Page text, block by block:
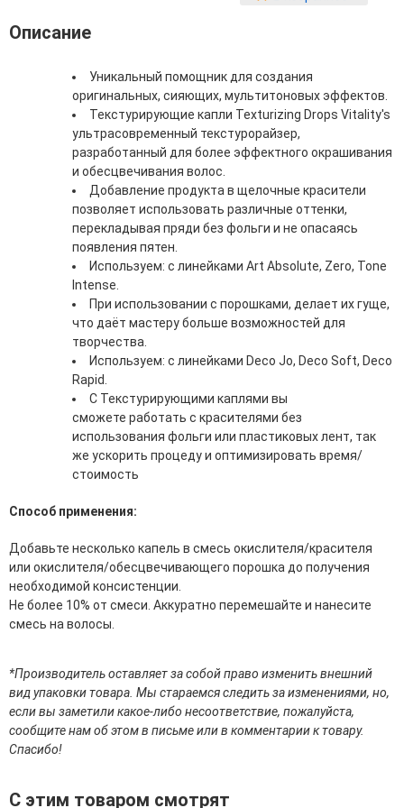
Для Лица
Автозагар для лица
Ампулы для лица
Бальзамы для лица
Гели для лица
Защита от солнца для лица
Карбокситерапия
Кремы для лица
Лосьоны, тоники и мисты для лица
Маски для лица
Масла для лица
Мицеллярная вода
Молочко и сливки для лица
Наборы для ухода за лицом
Пенки и муссы для лица
Скрабы, пилинги и гоммажи для лица
Спреи для лица
Средства для умывания
Сыворотки, эликсиры, эмульсии, концентраты и
эссенции для лица
Уход для губ
Уход для кожи вокруг глаз
Флюиды для лица
Для Тела
Автозагар для тела
Антицеллюлитные средства
Бальзамы и гели для тела
Гели для душа
Дезодоранты для тела
Лосьоны, сыворотки и эликсиры для тела
Масла для тела
Молочко для тела
Мыло
Наборы по уходу за телом
Скрабы и пилинги для тела
Описание
Уникальный помощник для создания
оригинальных, сияющих, мультитоновых эффектов.
Текстурирующие капли Texturizing Drops Vitality's
ультрасовременный текстурорайзер,
разработанный для более эффектного окрашивания
и обесцвечивания волос.
Добавление продукта в щелочные красители
позволяет использовать различные оттенки,
перекладывая пряди без фольги и не опасаясь
появления пятен.
Используем: с линейками Art Absolute, Zero, Tone
Intense.
При использовании с порошками, делает их гуще,
что даёт мастеру больше возможностей для
творчества.
Используем: с линейками Deco Jo, Deco Soft, Deco
Rapid.
C Текстурирующими каплями вы
сможете работать с красителями без
использования фольги или пластиковых лент, так
же ускорить процеду и оптимизировать время/
стоимость
Способ применения:
Добавьте несколько капель в смесь окислителя/красителя
или окислителя/обесцвечивающего порошка до получения
необходимой консистенции.
Не более 10% от смеси. Аккуратно перемешайте и нанесите
смесь на волосы.
*Производитель оставляет за собой право изменить внешний
вид упаковки товара. Мы стараемся следить за изменениями, но,
если вы заметили какое-либо несоответствие, пожалуйста,
сообщите нам об этом в письме или в комментарии к товару.
Спасибо!
С этим товаром смотрят